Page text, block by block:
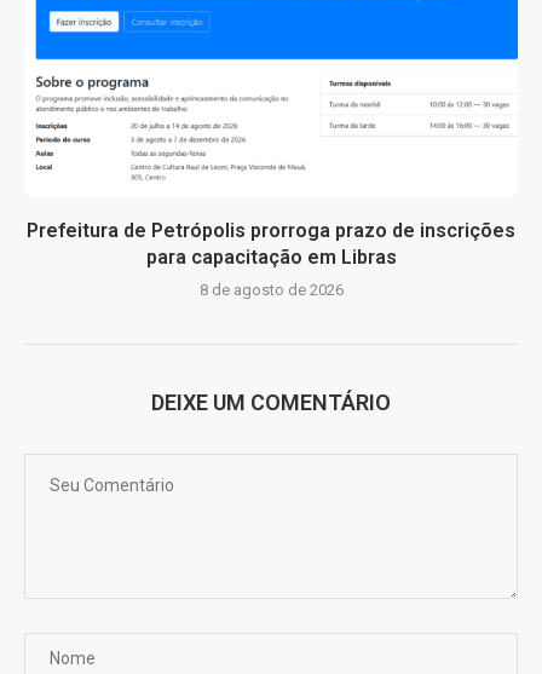
Prefeitura de Petrópolis prorroga prazo de inscrições
para capacitação em Libras
8 de agosto de 2026
DEIXE UM COMENTÁRIO